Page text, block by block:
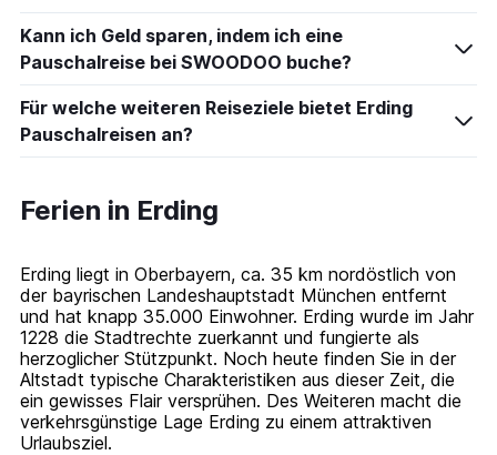
Kann ich Geld sparen, indem ich eine
Pauschalreise bei SWOODOO buche?
Für welche weiteren Reiseziele bietet Erding
Pauschalreisen an?
Ferien in Erding
Erding liegt in Oberbayern, ca. 35 km nordöstlich von
der bayrischen Landeshauptstadt München entfernt
und hat knapp 35.000 Einwohner. Erding wurde im Jahr
1228 die Stadtrechte zuerkannt und fungierte als
herzoglicher Stützpunkt. Noch heute finden Sie in der
Altstadt typische Charakteristiken aus dieser Zeit, die
ein gewisses Flair versprühen. Des Weiteren macht die
verkehrsgünstige Lage Erding zu einem attraktiven
Urlaubsziel.